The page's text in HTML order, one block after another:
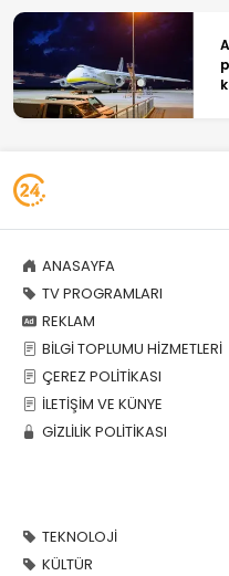
ANASAYFA
TV PROGRAMLARI
REKLAM
BİLGİ TOPLUMU HİZMETLERİ
ÇEREZ POLİTİKASI
İLETİŞİM VE KÜNYE
GİZLİLİK POLİTİKASI
TEKNOLOJİ
KÜLTÜR